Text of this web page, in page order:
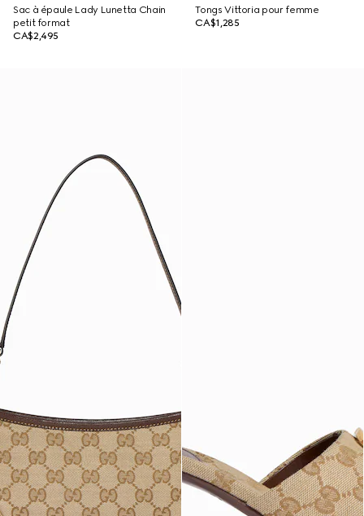
Sac à épaule Lady Lunetta Chain
petit format
CA$2,495
Tongs Vittoria pour femme
CA$1,285